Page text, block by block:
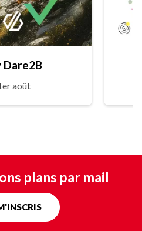
Dare2B
août
plans par mail